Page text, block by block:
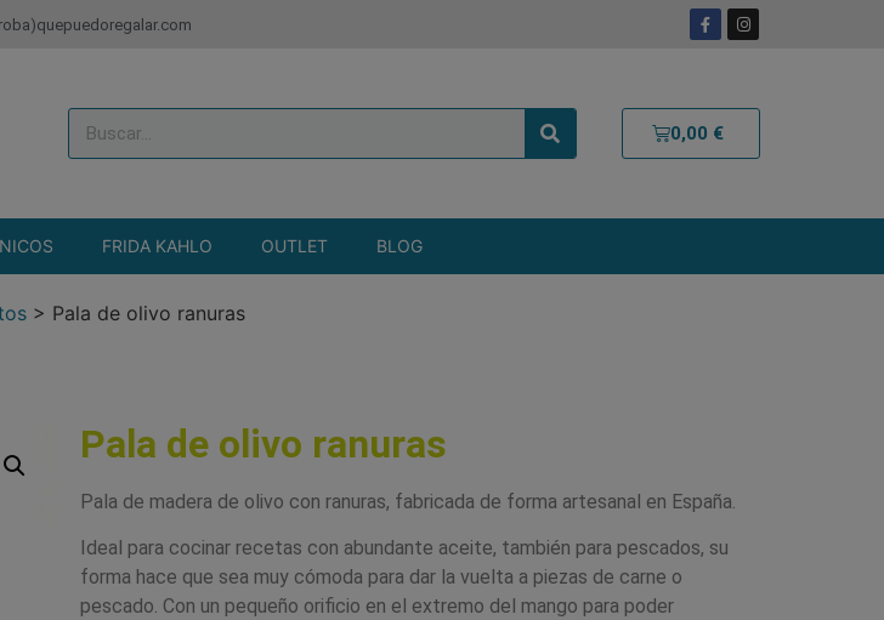
0,00 €
FRIDA KAHLO OUTLET BLOG
> Pala de olivo ranuras
Pala de olivo ranuras
Pala de madera de olivo con ranuras, fabricada de forma artesanal en España.
Ideal para cocinar recetas con abundante aceite, también para pescados, su
forma hace que sea muy cómoda para dar la vuelta a piezas de carne o
pescado. Con un pequeño orificio en el extremo del mango para poder